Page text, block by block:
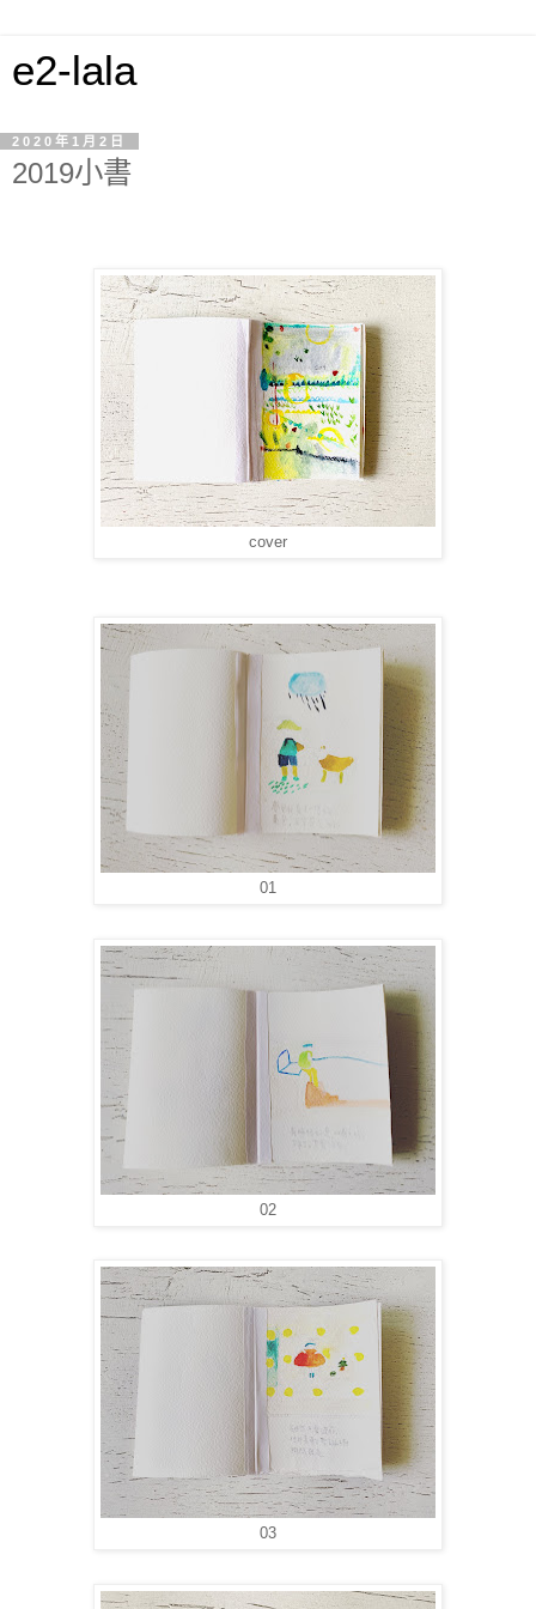
e2-lala
2020年1月2日
2019小書
cover
01
02
03